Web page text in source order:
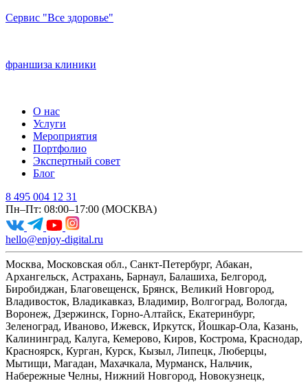
Сервис "Все здоровье"
франшиза клиники
О нас
Услуги
Мероприятия
Портфолио
Экспертный совет
Блог
8 495 004 12 31
Пн–Пт: 08:00–17:00 (МОСКВА)
hello@enjoy-digital.ru
Москва, Московская обл., Санкт-Петербург, Абакан,
Архангельск, Астрахань, Барнаул, Балашиха, Белгород,
Биробиджан, Благовещенск, Брянск, Великий Новгород,
Владивосток, Владикавказ, Владимир, Волгоград, Вологда,
Воронеж, Дзержинск, Горно-Алтайск, Екатеринбург,
Зеленоград, Иваново, Ижевск, Иркутск, Йошкар-Ола, Казань,
Калининград, Калуга, Кемерово, Киров, Кострома, Краснодар,
Красноярск, Курган, Курск, Кызыл, Липецк, Люберцы,
Мытищи, Магадан, Махачкала, Мурманск, Нальчик,
Набережные Челны, Нижний Новгород, Новокузнецк,